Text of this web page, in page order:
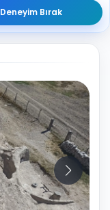
Deneyim Bırak
10Fotoğraf